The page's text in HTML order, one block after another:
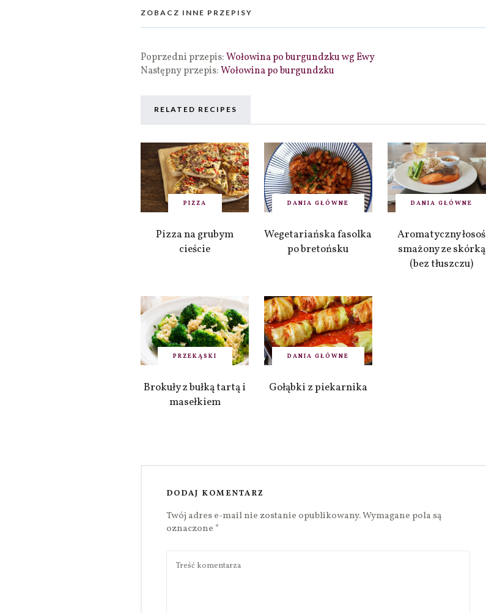
ZOBACZ INNE PRZEPISY
Poprzedni przepis:Wołowina po burgundzku wg Ewy
Następny przepis:Wołowina po burgundzku
RELATED RECIPES
PIZZA
Pizza na grubym
cieście
DANIA GŁÓWNE
Wegetariańska fasolka
po bretońsku
DANIA GŁÓWNE
Aromatyczny łosoś
smażony ze skórką
(bez tłuszczu)
PRZEKĄSKI
Brokuły z bułką tartą i
masełkiem
DANIA GŁÓWNE
Gołąbki z piekarnika
DODAJ KOMENTARZ
Twój adres e-mail nie zostanie opublikowany.Wymagane pola są
oznaczone *